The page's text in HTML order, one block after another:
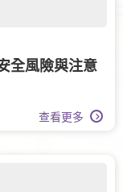
全風險與注意
查看更多